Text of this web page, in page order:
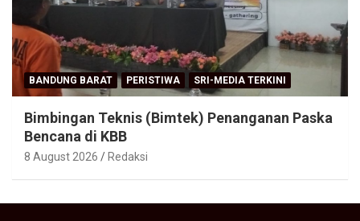
BANDUNG BARAT PERISTIWA SRI-MEDIA TERKINI
Bimbingan Teknis (Bimtek) Penanganan Paska
Bencana di KBB
8 August 2026 Redaksi